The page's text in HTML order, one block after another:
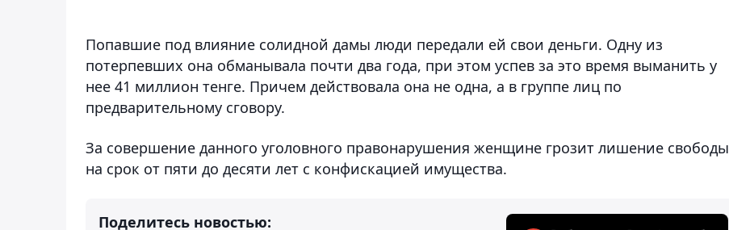
Попавшие под влияние солидной дамы люди передали ей свои деньги. Одну из
потерпевших она обманывала почти два года, при этом успев за это время выманить у
нее 41 миллион тенге. Причем действовала она не одна, а в группе лиц по
предварительному сговору.
За совершение данного уголовного правонарушения женщине грозит лишение свободы
на срок от пяти до десяти лет с конфискацией имущества.
Поделитесь новостью: